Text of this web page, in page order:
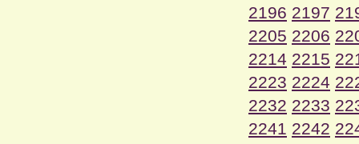
2196 2197
2205 2206
2214 2215
2223 2224
2232 2233
2241 2242